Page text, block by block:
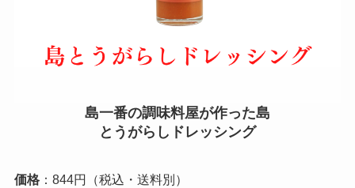
島一番の調味料屋が作った島
とうがらしドレッシング
価格：844円（税込・送料別）